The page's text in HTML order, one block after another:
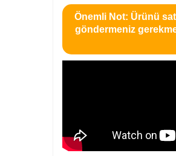
Önemli Not: Ürünü
göndermeniz